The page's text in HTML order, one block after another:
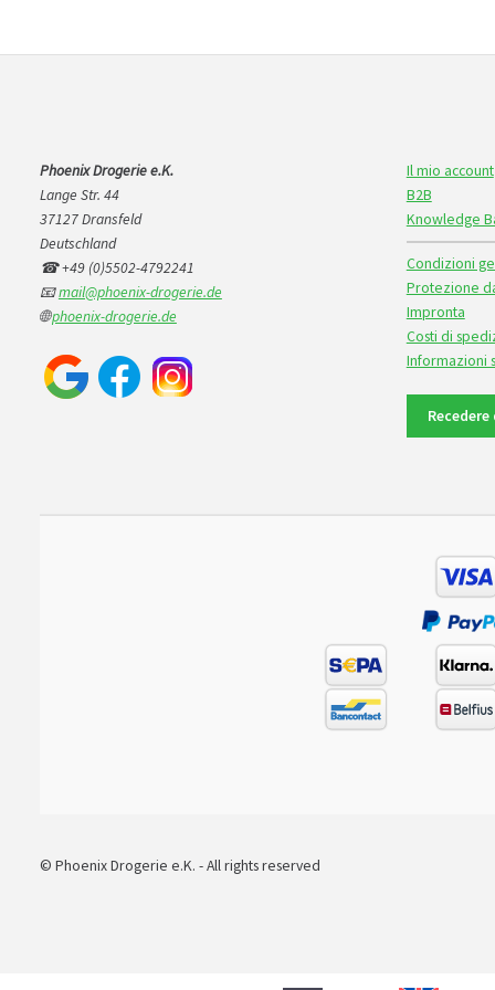
Phoenix Drogerie e.K.
Lange Str. 44
37127 Dransfeld
Deutschland
☎ +49 (0)5502-4792241
📧mail@phoenix-drogerie.de
🌐phoenix-drogerie.de
Il mio account
B2B
Knowledge
Condizioni
Protezione
Impronta
Costi di
Informazioni
© Phoenix Drogerie e.K. - All rights reserved